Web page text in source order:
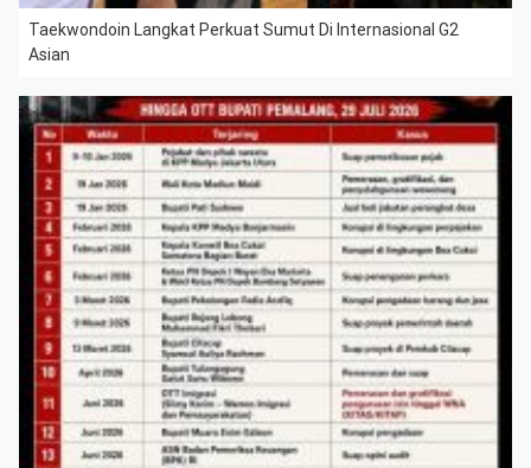
Taekwondoin Langkat Perkuat Sumut Di Internasional G2
Asian